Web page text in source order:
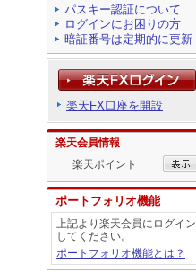
パスキー認証について
ログインにお困りの方
暗証番号は定期的に更新
楽天FX口座を開設
楽天会員情報
楽天ポイント
ポートフォリオ機能
上記より楽天会員にログイン
してください。
ポートフォリオ機能とは？